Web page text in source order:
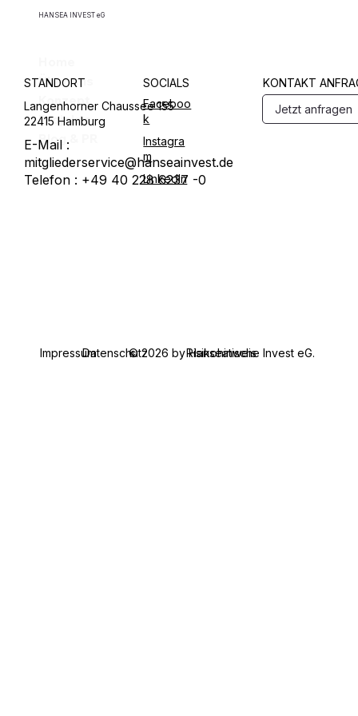
HANSEA INVEST eG
Über uns
Konzept
Projekte
Blog & PR
STANDORT
Langenhorner Chaussee 155
22415 Hamburg
E-Mail :
mitgliederservice@hanseainvest.de
Telefon : +49 40 228 6237 -0
SOCIALS
Faceboo
k
Instagra
m
LinkedIn
KONTAKT
Jetzt anfragen
ImpressumDatenschutz Risikohinweis
© 2026 by Hanseatische Invest eG.